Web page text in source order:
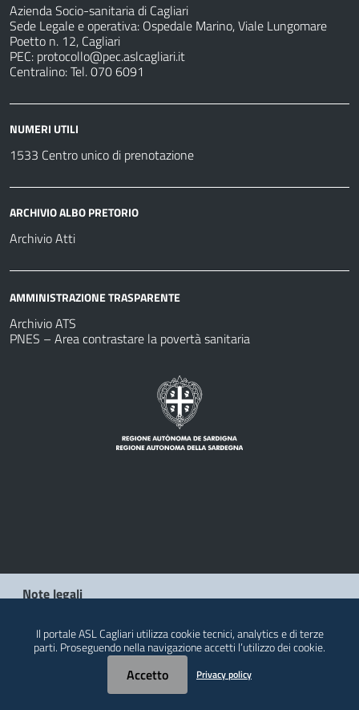
Azienda Socio-sanitaria di Cagliari
Sede Legale e operativa: Ospedale Marino, Viale Lungomare
Poetto n. 12, Cagliari
PEC: protocollo@pec.aslcagliari.it
Centralino: Tel. 070 6091
NUMERI UTILI
1533 Centro unico di prenotazione
ARCHIVIO ALBO PRETORIO
Archivio Atti
AMMINISTRAZIONE TRASPARENTE
Archivio ATS
PNES – Area contrastare la povertà sanitaria
Note legali
Contatti
© 2026 Regione Autonoma della Sardegna
Il portale ASL Cagliari utilizza cookie tecnici, analytics e di terze
parti. Proseguendo nella navigazione accetti l’utilizzo dei cookie.
Accetto Privacy policy